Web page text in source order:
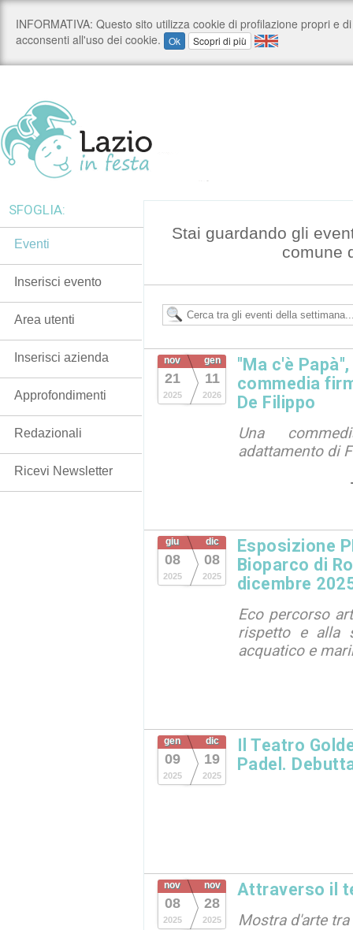
Stai guardando gli
comune
nov
21
2025
gen
11
2026
"Ma c'è
commedia
De Filippo
Una
adattamento di
giu
08
2025
dic
08
2025
Esposizione
Bioparco di
dicembre
Eco percorso
rispetto e alla
acquatico e
gen
09
2025
dic
19
2025
Il Teatro
Padel.
nov
08
2025
nov
28
2025
Attraverso il
Mostra d'arte
SFOGLIA:
Eventi
Inserisci evento
Area utenti
Inserisci azienda
Approfondimenti
Redazionali
Ricevi Newsletter